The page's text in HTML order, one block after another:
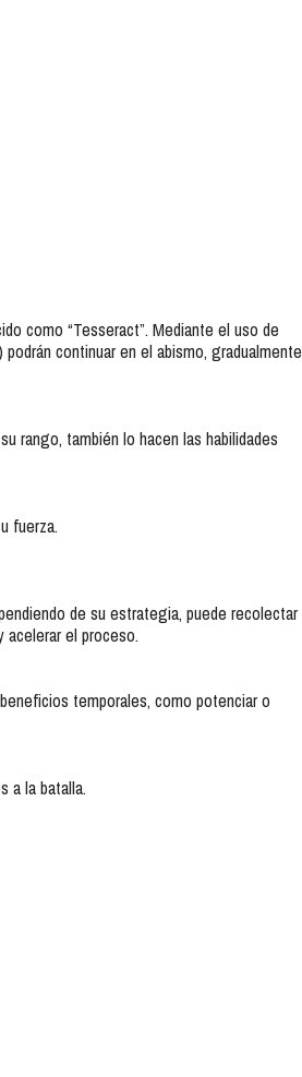
como “Tesseract”. Mediante el uso de
continuar en el abismo, gradualmente
rango, también lo hacen las habilidades
fuerza.
de su estrategia, puede recolectar
acelerar el proceso.
temporales, como potenciar o
a la batalla.